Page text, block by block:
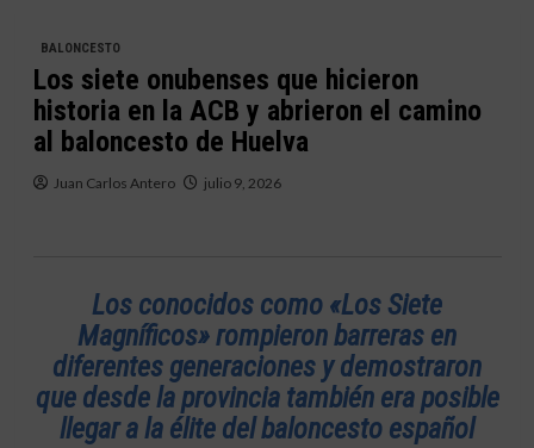
BALONCESTO
Los siete onubenses que hicieron
historia en la ACB y abrieron el camino
al baloncesto de Huelva
Juan Carlos Antero julio 9, 2026
Los conocidos como «Los Siete
Magníficos» rompieron barreras en
diferentes generaciones y demostraron
que desde la provincia también era posible
llegar a la élite del baloncesto español